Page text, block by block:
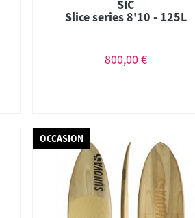
SIC
Slice series 8'10 - 125L
800,00 €
OCCASION